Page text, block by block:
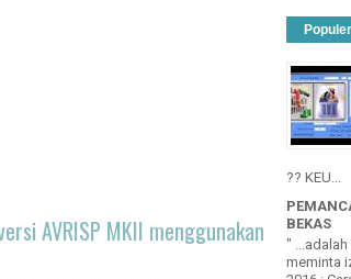
AVRISP MKII menggunakan
Populer
?? KEU...
BEKAS
"
meminta